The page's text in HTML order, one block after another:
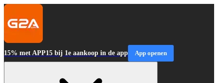
15% met APP15 bij 1e aankoop in de app App openen